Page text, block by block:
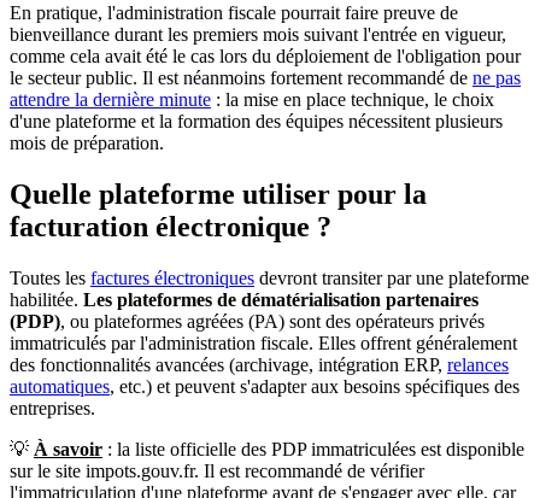
En pratique, l'administration fiscale pourrait faire preuve de
bienveillance durant les premiers mois suivant l'entrée en vigueur,
comme cela avait été le cas lors du déploiement de l'obligation pour
le secteur public. Il est néanmoins fortement recommandé de ne pas
attendre la dernière minute : la mise en place technique, le choix
d'une plateforme et la formation des équipes nécessitent plusieurs
mois de préparation.
Quelle plateforme utiliser pour la
facturation électronique ?
Toutes les factures électroniques devront transiter par une plateforme
habilitée. Les plateformes de dématérialisation partenaires
(PDP), ou plateformes agréées (PA) sont des opérateurs privés
immatriculés par l'administration fiscale. Elles offrent généralement
des fonctionnalités avancées (archivage, intégration ERP, relances
automatiques, etc.) et peuvent s'adapter aux besoins spécifiques des
entreprises.
💡 À savoir : la liste officielle des PDP immatriculées est disponible
sur le site impots.gouv.fr. Il est recommandé de vérifier
l'immatriculation d'une plateforme avant de s'engager avec elle, car